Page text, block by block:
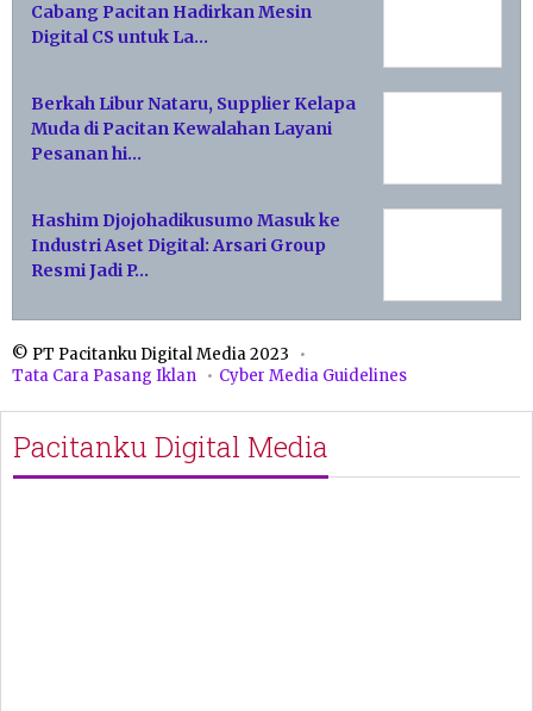
Cabang Pacitan Hadirkan Mesin
Digital CS untuk La…
Berkah Libur Nataru, Supplier Kelapa
Muda di Pacitan Kewalahan Layani
Pesanan hi…
Hashim Djojohadikusumo Masuk ke
Industri Aset Digital: Arsari Group
Resmi Jadi P…
© PT Pacitanku Digital Media 2023
Tata Cara Pasang Iklan
Cyber Media Guidelines
Pacitanku Digital Media